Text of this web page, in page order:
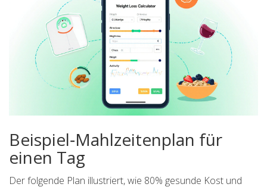
Beispiel‑Mahlzeitenplan für
einen Tag
Der folgende Plan illustriert, wie 80% gesunde Kost und